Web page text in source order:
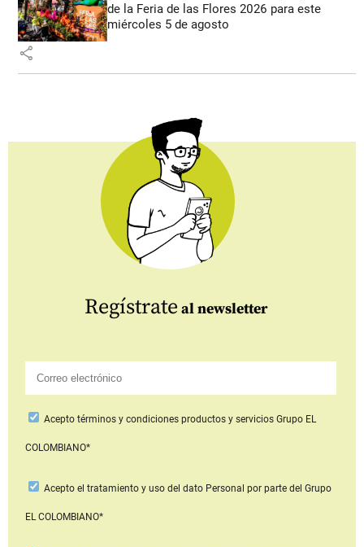
de la Feria de las Flores 2026 para este
miércoles 5 de agosto
share
Regístrate al newsletter
Aceptotérminos y condiciones productos y serviciosGrupo EL
COLOMBIANO*
Acepto el tratamiento y uso del dato Personal por parte del Grupo
EL COLOMBIANO*